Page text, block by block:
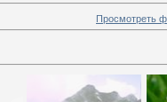
Просмотреть